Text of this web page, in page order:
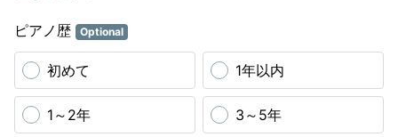
ピアノ歴 Optional
初めて 1年以内
1～2年 3～5年